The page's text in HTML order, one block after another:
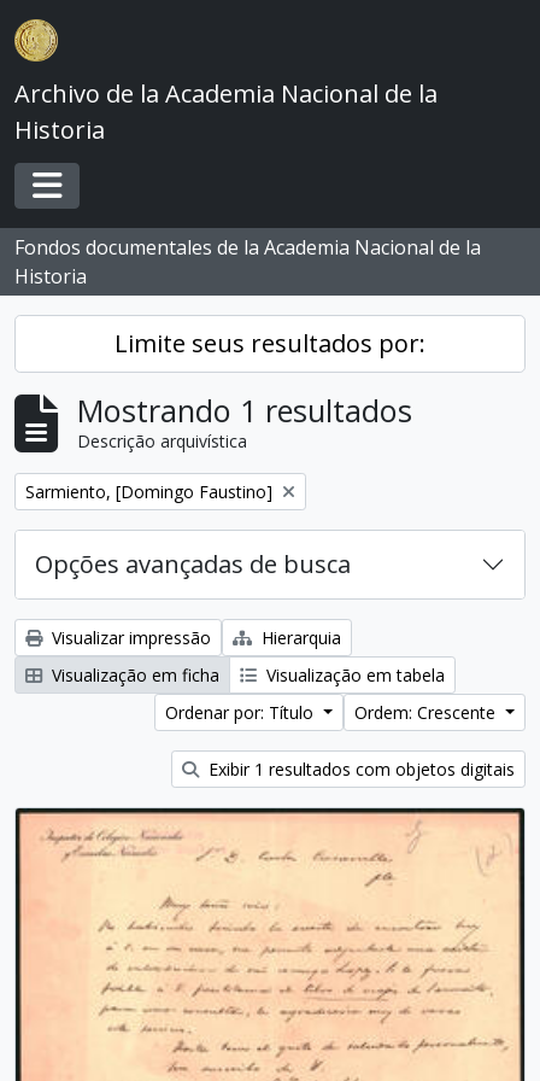
Skip to main content
Archivo de la Academia Nacional de la
Historia
Toggle navigation
Fondos documentales de la Academia Nacional de la
Historia
Limite seus resultados por:
Mostrando 1 resultados
Descrição arquivística
Remover filtro:
Sarmiento, [Domingo Faustino]
Opções avançadas de busca
Visualizar impressão
Hierarquia
Visualização em ficha
Visualização em tabela
Ordenar por: Título
Ordem: Crescente
Exibir 1 resultados com objetos digitais